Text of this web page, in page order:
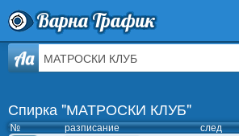
Варна Трафик
Спирка
Разписание
Aa
Спирка "МАТРОСКИ КЛУБ"
№ разписание след